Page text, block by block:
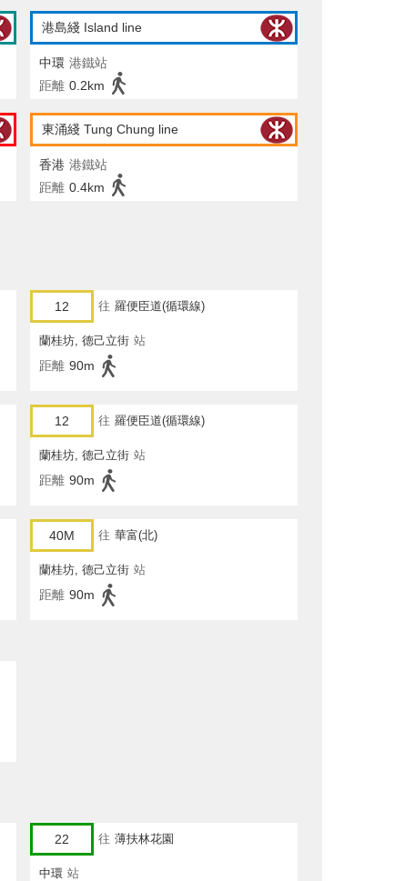
港島綫 Island line
中環 港鐵站
距離 0.2km
東涌綫 Tung Chung line
香港 港鐵站
距離 0.4km
12 往 羅便臣道(循環線)
蘭桂坊, 德己立街 站
距離 90m
12 往 羅便臣道(循環線)
蘭桂坊, 德己立街 站
距離 90m
40M 往 華富(北)
蘭桂坊, 德己立街 站
距離 90m
22 往 薄扶林花園
中環 站